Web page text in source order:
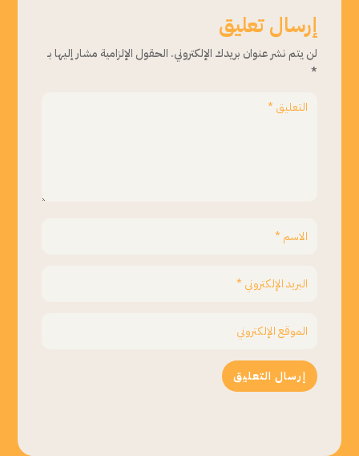
إرسال تعليق
لن يتم نشر عنوان بريدك الإلكتروني. الحقول الإلزامية مشار إليها بـ
*
إرسال التعليق